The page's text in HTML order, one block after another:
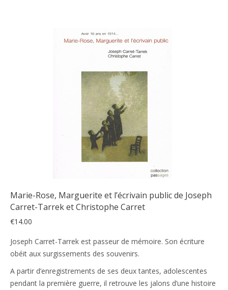
Marie-Rose, Marguerite et l’écrivain public de Joseph
Carret-Tarrek et Christophe Carret
€14.00
Joseph Carret-Tarrek est passeur de mémoire. Son écriture
obéit aux surgissements des souvenirs.
A partir d’enregistrements de ses deux tantes, adolescentes
pendant la première guerre, il retrouve les jalons d’une histoire